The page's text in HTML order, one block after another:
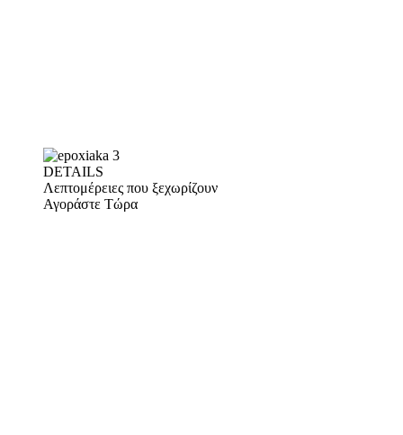
DETAILS
Λεπτομέρειες που ξεχωρίζουν
Αγοράστε Τώρα